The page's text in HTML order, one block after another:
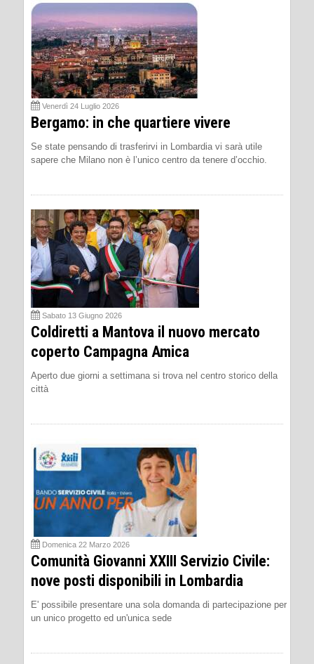
Venerdì 24 Luglio 2026
Bergamo: in che quartiere vivere
Se state pensando di trasferirvi in Lombardia vi sarà utile
sapere che Milano non è l’unico centro da tenere d’occhio.
Sabato 13 Giugno 2026
Coldiretti a Mantova il nuovo mercato
coperto Campagna Amica
Aperto due giorni a settimana si trova nel centro storico della
città
Domenica 22 Marzo 2026
Comunità Giovanni XXIII Servizio Civile:
nove posti disponibili in Lombardia
E' possibile presentare una sola domanda di partecipazione per
un unico progetto ed un'unica sede